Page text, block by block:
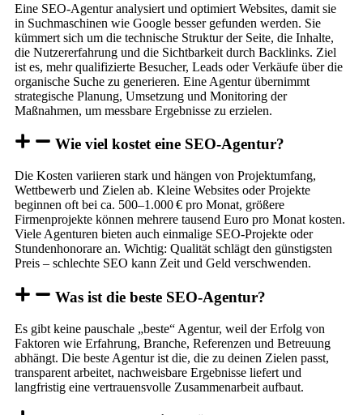
Eine SEO-Agentur analysiert und optimiert Websites, damit sie
in Suchmaschinen wie Google besser gefunden werden. Sie
kümmert sich um die technische Struktur der Seite, die Inhalte,
die Nutzererfahrung und die Sichtbarkeit durch Backlinks. Ziel
ist es, mehr qualifizierte Besucher, Leads oder Verkäufe über die
organische Suche zu generieren. Eine Agentur übernimmt
strategische Planung, Umsetzung und Monitoring der
Maßnahmen, um messbare Ergebnisse zu erzielen.
Wie viel kostet eine SEO-Agentur?
Die Kosten variieren stark und hängen von Projektumfang,
Wettbewerb und Zielen ab. Kleine Websites oder Projekte
beginnen oft bei ca. 500–1.000 € pro Monat, größere
Firmenprojekte können mehrere tausend Euro pro Monat kosten.
Viele Agenturen bieten auch einmalige SEO-Projekte oder
Stundenhonorare an. Wichtig: Qualität schlägt den günstigsten
Preis – schlechte SEO kann Zeit und Geld verschwenden.
Was ist die beste SEO-Agentur?
Es gibt keine pauschale „beste“ Agentur, weil der Erfolg von
Faktoren wie Erfahrung, Branche, Referenzen und Betreuung
abhängt. Die beste Agentur ist die, die zu deinen Zielen passt,
transparent arbeitet, nachweisbare Ergebnisse liefert und
langfristig eine vertrauensvolle Zusammenarbeit aufbaut.